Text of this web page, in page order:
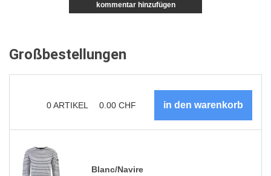
kommentar hinzufügen
Großbestellungen
0ARTIKEL 0.00 CHF
Blanc/Navire